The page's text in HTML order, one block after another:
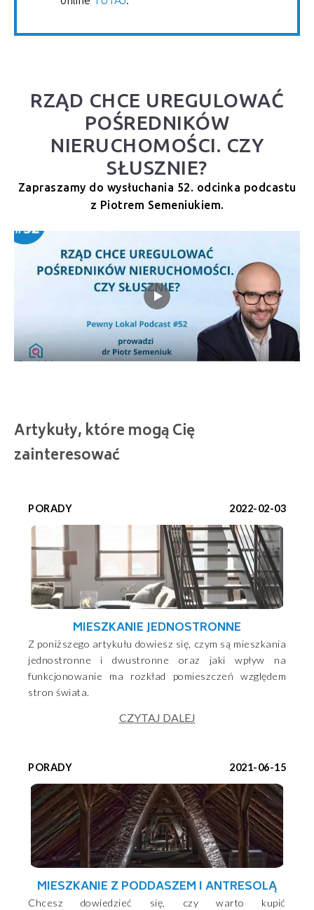
RZĄD CHCE UREGULOWAĆ
POŚREDNIKÓW
NIERUCHOMOŚCI. CZY
SŁUSZNIE?
Zapraszamy do wysłuchania 52. odcinka podcastu
z Piotrem Semeniukiem.
Artykuły, które mogą Cię
zainteresować
PORADY 2022-02-03
MIESZKANIE JEDNOSTRONNE
Z poniższego artykułu dowiesz się, czym są mieszkania
jednostronne i dwustronne oraz jaki wpływ na
funkcjonowanie ma rozkład pomieszczeń względem
stron świata.
CZYTAJ DALEJ
PORADY 2021-06-15
MIESZKANIE Z PODDASZEM I ANTRESOLĄ
Chcesz dowiedzieć się, czy warto kupić